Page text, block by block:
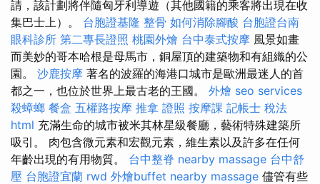
請，該計劃將伴隨匈牙利導遊（其他國籍的乘客將出現在收
集巴士上）。 台胞證基隆 整骨 如何消除腳酸 台胞證台南
眼科診所 第二專長證照 桃園外燴 台中泰式按摩 風景如畫
而美妙的哥本哈根是母馬市，銅屋頂的建築物和有組織的公
園。 沙鹿按摩 著名的波羅的海港口城市是歐洲最迷人的首
都之一，也位於世界上最古老的王國。 外燴 seo services
殺蟑螂 餐盒 五權路按摩 推拿 證照 按摩課 記帳士 稅法
html 充滿生命的城市被米其林星級餐廳，藝術特殊建築所
吸引。 肉包含微元素和宏觀元素，維生素以及許多在任何
年齡出現的有用物質。 台中整脊 nearby massage 台中舒
壓 台胞證宜蘭 rwd 外燴buffet nearby massage 儘管有些